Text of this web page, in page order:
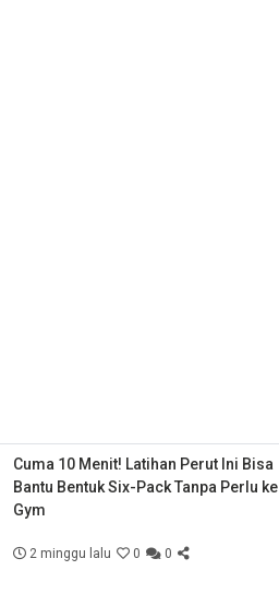
Cuma 10 Menit! Latihan Perut Ini Bisa
Bantu Bentuk Six-Pack Tanpa Perlu ke
Gym
2 minggu lalu 0 0